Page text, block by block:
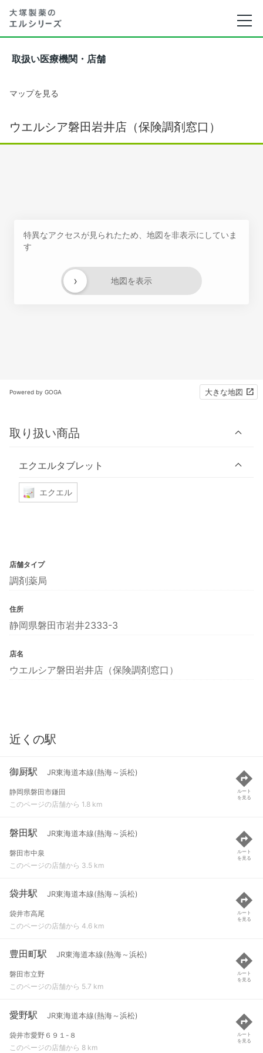
取扱い医療機関・店舗
マップを見る
ウエルシア磐田岩井店（保険調剤窓口）
特異なアクセスが見られたため、地図を非表示にしていま
す
地図を表示
›
Powered by GOGA 大きな地図
取り扱い商品
エクエルタブレット
エクエル
店舗タイプ
調剤薬局
住所
静岡県磐田市岩井2333-3
店名
ウエルシア磐田岩井店（保険調剤窓口）
近くの駅
御厨駅 JR東海道本線(熱海～浜松)
静岡県磐田市鎌田
このページの店舗から 1.8 km
ルート
を見る
磐田駅 JR東海道本線(熱海～浜松)
磐田市中泉
このページの店舗から 3.5 km
ルート
を見る
袋井駅 JR東海道本線(熱海～浜松)
袋井市高尾
このページの店舗から 4.6 km
ルート
を見る
豊田町駅 JR東海道本線(熱海～浜松)
磐田市立野
このページの店舗から 5.7 km
ルート
を見る
愛野駅 JR東海道本線(熱海～浜松)
袋井市愛野６９１-８
このページの店舗から 8 km
ルート
を見る